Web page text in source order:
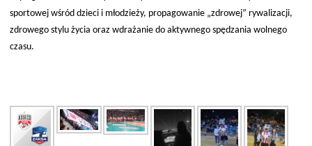
sportowej wśród dzieci i młodzieży, propagowanie „zdrowej” rywalizacji,
zdrowego stylu życia oraz wdrażanie do aktywnego spędzania wolnego
czasu.